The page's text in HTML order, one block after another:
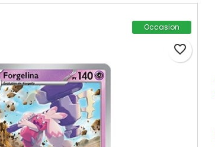
Occasion
favorite_border